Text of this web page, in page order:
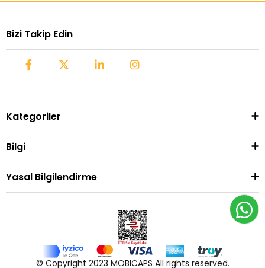
Bizi Takip Edin
Kategoriler
Bilgi
Yasal Bilgilendirme
© Copyright 2023 MOBICAPS All rights reserved.